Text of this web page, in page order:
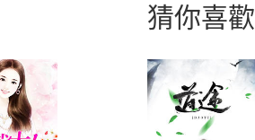
猜你喜歡